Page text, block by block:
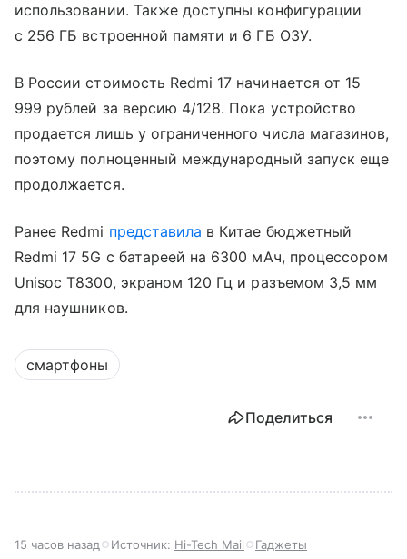
использовании. Также доступны конфигурации
с 256 ГБ встроенной памяти и 6 ГБ ОЗУ.
В России стоимость Redmi 17 начинается от 15
999 рублей за версию 4/128. Пока устройство
продается лишь у ограниченного числа магазинов,
поэтому полноценный международный запуск еще
продолжается.
Ранее Redmi представила в Китае бюджетный
Redmi 17 5G с батареей на 6300 мАч, процессором
Unisoc T8300, экраном 120 Гц и разъемом 3,5 мм
для наушников.
смартфоны
Поделиться
15 часов назад Источник: Hi-Tech Mail Гаджеты